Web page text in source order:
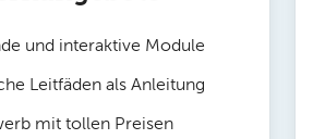
und interaktive Module
Leitfäden als Anleitung
mit tollen Preisen